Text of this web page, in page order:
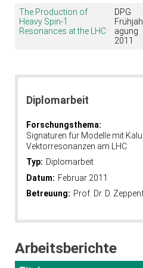
The Production of
Heavy Spin-1
Resonances at the LHC
DPG
agung
2011
Diplomarbeit
Forschungsthema:
Signaturen für Modelle mit
Vektorresonanzen am LHC
Typ: Diplomarbeit
Datum: Februar 2011
Betreuung: Prof. Dr. D.
Arbeitsberichte